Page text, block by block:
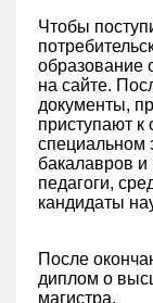
Чтобы
образование
на сайте.
документы,
приступают к
специальном
бакалавров
педагоги,
кандидаты
После
диплом о
магистра.